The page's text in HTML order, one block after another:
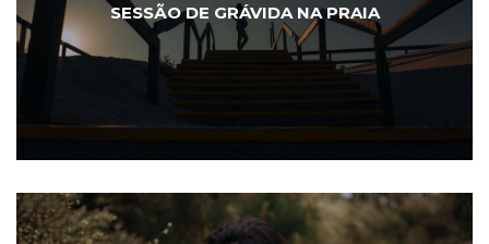
SESSÃO DE GRÁVIDA NA PRAIA